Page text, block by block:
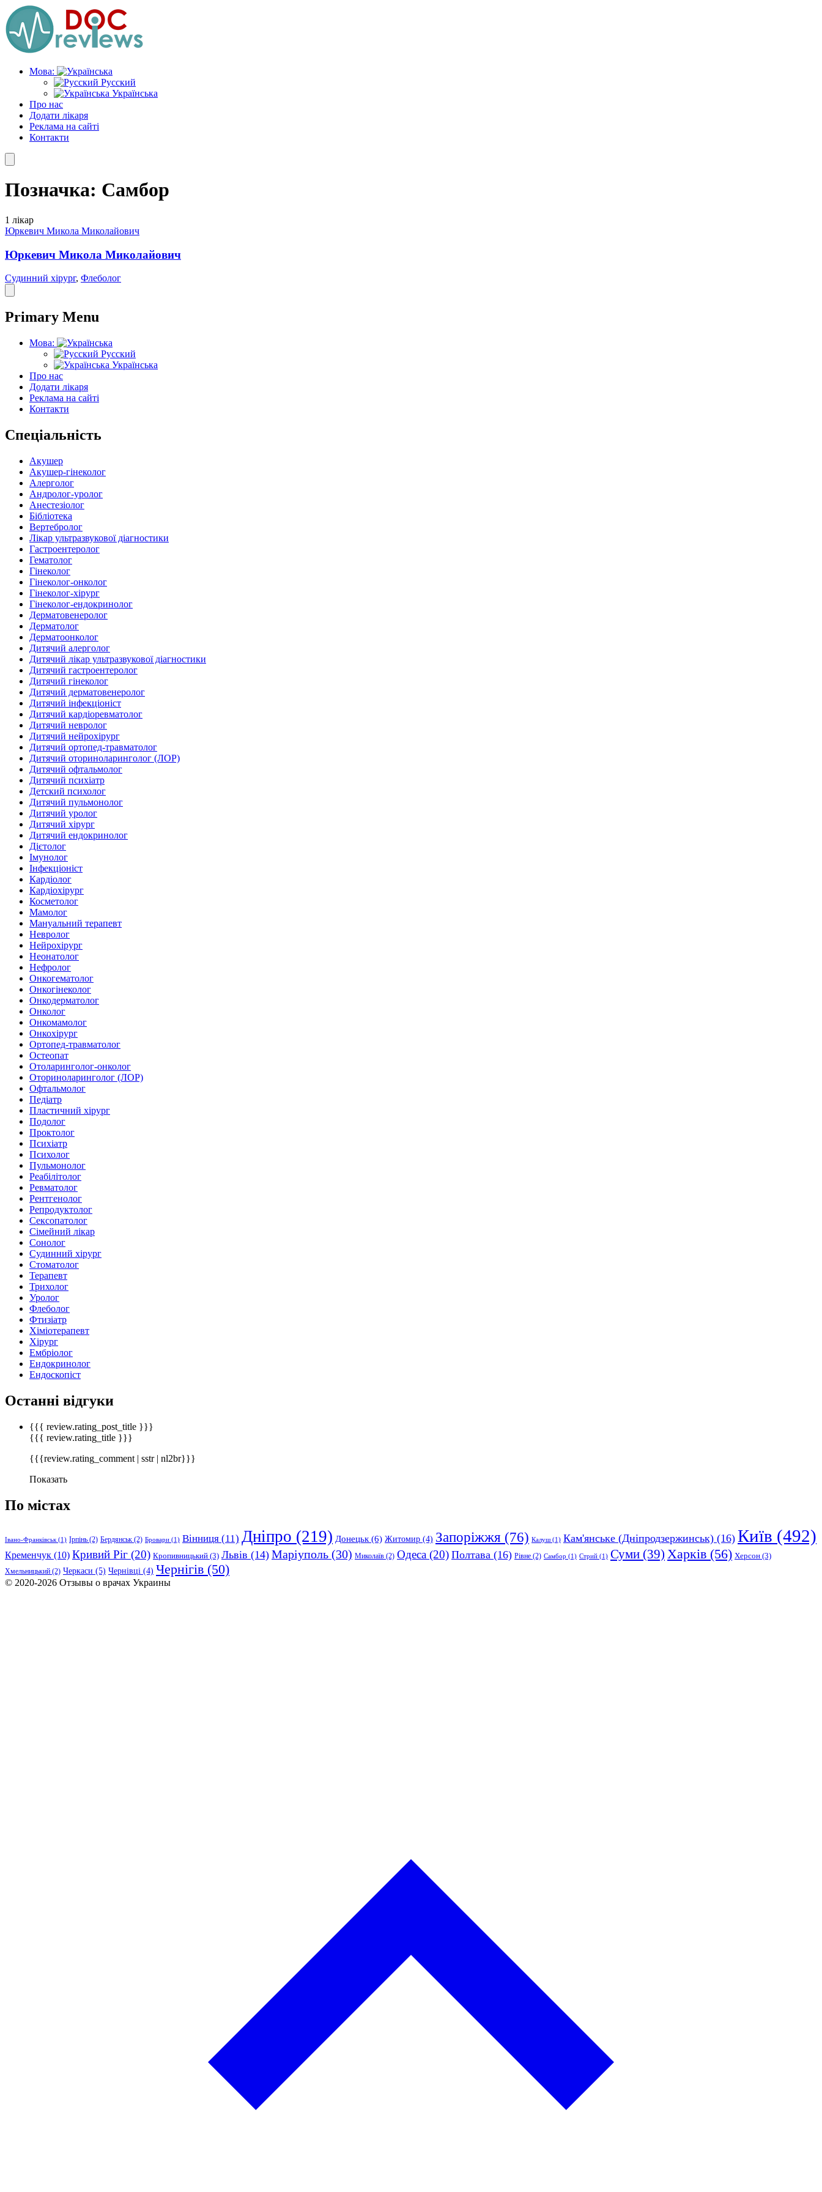
Skip
to
the
content
Мова:
Русский
Українська
Про нас
Додати лікаря
Реклама на сайті
Контакти
Позначка: Самбор
1 лікар
Юркевич Микола Миколайович
Юркевич Микола Миколайович
Судинний хірург, Флеболог
Primary Menu
Мова:
Русский
Українська
Про нас
Додати лікаря
Реклама на сайті
Контакти
Спеціальність
Акушер
Акушер-гінеколог
Алерголог
Андролог-уролог
Анестезіолог
Бібліотека
Вертебролог
Лікар ультразвукової діагностики
Гастроентеролог
Гематолог
Гінеколог
Гінеколог-онколог
Гінеколог-хірург
Гінеколог-ендокринолог
Дерматовенеролог
Дерматолог
Дерматоонколог
Дитячий алерголог
Дитячий лікар ультразвукової діагностики
Дитячий гастроентеролог
Дитячий гінеколог
Дитячий дерматовенеролог
Дитячий інфекціоніст
Дитячий кардіоревматолог
Дитячий невролог
Дитячий нейрохірург
Дитячий ортопед-травматолог
Дитячий оториноларинголог (ЛОР)
Дитячий офтальмолог
Дитячий психіатр
Детский психолог
Дитячий пульмонолог
Дитячий уролог
Дитячий хірург
Дитячий ендокринолог
Дієтолог
Імунолог
Інфекціоніст
Кардіолог
Кардіохірург
Косметолог
Мамолог
Мануальний терапевт
Невролог
Нейрохірург
Неонатолог
Нефролог
Онкогематолог
Онкогінеколог
Онкодерматолог
Онколог
Онкомамолог
Онкохірург
Ортопед-травматолог
Остеопат
Отоларинголог-онколог
Оториноларинголог (ЛОР)
Офтальмолог
Педіатр
Пластичний хірург
Подолог
Проктолог
Психіатр
Психолог
Пульмонолог
Реабілітолог
Ревматолог
Рентгенолог
Репродуктолог
Сексопатолог
Сімейний лікар
Сонолог
Судинний хірург
Стоматолог
Терапевт
Трихолог
Уролог
Флеболог
Фтизіатр
Хіміотерапевт
Хірург
Ембріолог
Ендокринолог
Ендоскопіст
Останні відгуки
{{{ review.rating_post_title }}}
{{{ review.rating_title }}}
{{{review.rating_comment | sstr | nl2br}}}
Показать
По містах
Івано-Франківськ (1) Ірпінь (2) Бердянськ (2) Бровари (1) Вінниця (11) Дніпро (219) Донецьк (6) Житомир (4) Запоріжжя (76) Калуш (1) Кам'янське (Дніпродзержинськ) (16) Київ (492)
Кременчук (10) Кривий Ріг (20) Кропивницький (3) Львів (14) Маріуполь (30) Миколаїв (2) Одеса (20) Полтава (16) Рівне (2) Самбор (1) Стрий (1) Суми (39) Харків (56) Херсон (3)
Хмельницький (2) Черкаси (5) Чернівці (4) Чернігів (50)
© 2020-2026 Отзывы о врачах Украины